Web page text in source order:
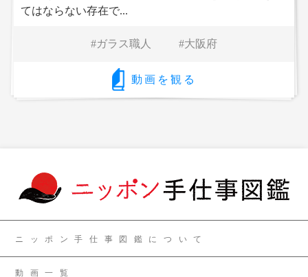
てはならない存在で...
ガラス職人 大阪府
動画を観る
ニッポン手仕事図鑑について
動画一覧